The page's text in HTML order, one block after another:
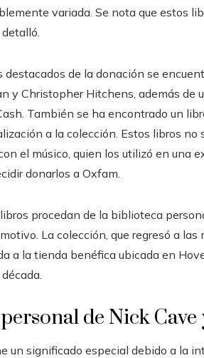
variada. Se nota que estos
destacados de la donación se
y Christopher Hitchens, además de
También se ha encontrado un
a la colección. Estos libros
el músico, quien los utilizó en una
donarlos a Oxfam.
procedan de la biblioteca
La colección, que regresó a
a la tienda benéfica ubicada en
de Nick
un significado especial debido a la